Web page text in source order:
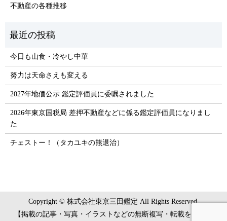
不動産の各種推移
今日も山食・冷やし中華
努力は天命さえも変える
2027年地価公示 鑑定評価員に委嘱されました
2026年東京国税局 差押不動産などに係る鑑定評価員になりまし
た
チェストー！（タカユキの熊退治）
Copyright © 株式会社東京三田鑑定 All Rights Reserved.
【掲載の記事・写真・イラストなどの無断複写・転載を禁じま